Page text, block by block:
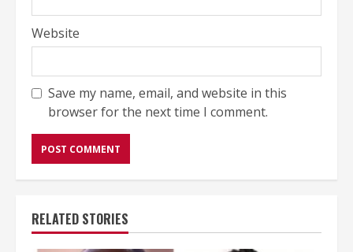
Website
Save my name, email, and website in this
browser for the next time I comment.
RELATED STORIES